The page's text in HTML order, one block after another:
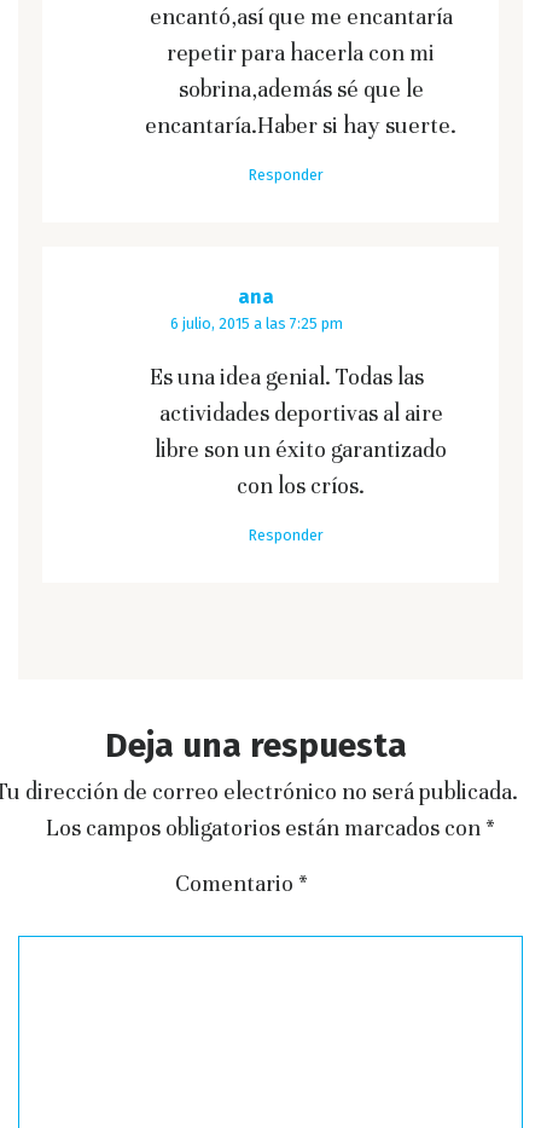
encantó,así que me encantaría
repetir para hacerla con mi
sobrina,además sé que le
encantaría.Haber si hay suerte.
Responder
ana
6 julio, 2015 a las 7:25 pm
Es una idea genial. Todas las
actividades deportivas al aire
libre son un éxito garantizado
con los críos.
Responder
Deja una respuesta
dirección de correo electrónico no será publicada.
Los campos obligatorios están marcados con *
Comentario *